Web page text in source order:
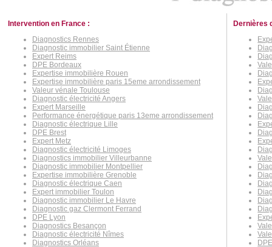
Intervention en France :
Diagnostics Rennes
Diagnostic immobilier Saint Étienne
Expert Reims
DPE Bordeaux
Expertise immobilière Rouen
Expertise immobilière paris 15eme arrondissement
Valeur vénale Toulouse
Diagnostic électricité Angers
Expert Marseille
Performance énergétique paris 13eme arrondissement
Diagnostic électrique Lille
DPE Brest
Expert Metz
Diagnostic électricité Limoges
Diagnostics immobilier Villeurbanne
Diagnostic immobilier Montpellier
Expertise immobilière Grenoble
Diagnostic électrique Caen
Expert immobilier Toulon
Diagnostic immobilier Le Havre
Diagnostic gaz Clermont Ferrand
DPE Lyon
Diagnostics Besançon
Diagnostic électricité Nîmes
Diagnostics Orléans
Dernières